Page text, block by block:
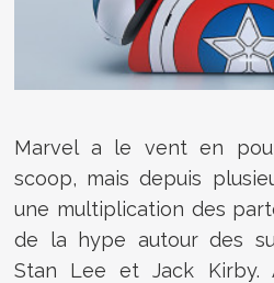
Marvel a le vent en
scoop, mais depuis
une multiplication des
de la hype autour des
Stan Lee et Jack Kirby.